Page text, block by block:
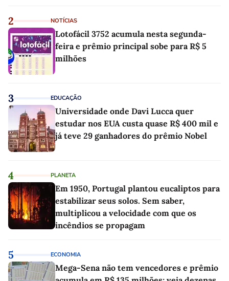
2 NOTÍCIAS
Lotofácil 3752 acumula nesta segunda-
feira e prêmio principal sobe para R$ 5
milhões
3 EDUCAÇÃO
Universidade onde Davi Lucca quer
estudar nos EUA custa quase R$ 400 mil e
já teve 29 ganhadores do prêmio Nobel
4 PLANETA
Em 1950, Portugal plantou eucaliptos para
estabilizar seus solos. Sem saber,
multiplicou a velocidade com que os
incêndios se propagam
5 ECONOMIA
Mega-Sena não tem vencedores e prêmio